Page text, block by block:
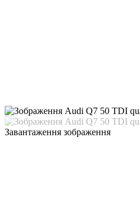
Завантаження зображення